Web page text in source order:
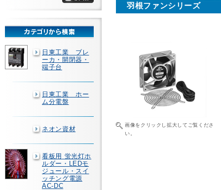
で
販
売
日東工業 ブレ
ーカ・開閉器・
端子台
日東工業 ホー
ム分電盤
ネオン資材
看板用 蛍光灯ホ
ルダー・LEDモ
ジュール・スイ
ッチング電源
AC-DC
羽根ファンシリーズ
画像をクリックし拡大してご覧くださ
い。